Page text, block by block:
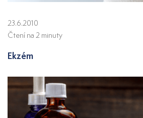
23.6.2010
Čtení na 2 minuty
Ekzém